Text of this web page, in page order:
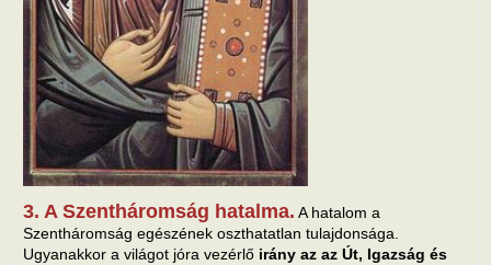
3. A Szentháromság hatalma. A hatalom a
Szentháromság egészének oszthatatlan tulajdonsága.
Ugyanakkor a világot jóra vezérlő irány az az Út, Igazság és